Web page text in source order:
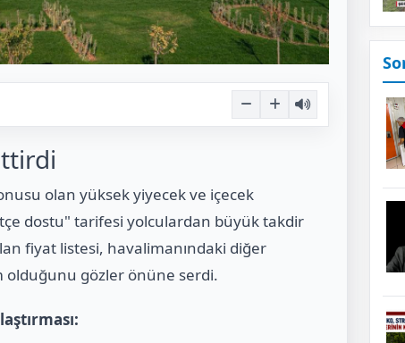
olan yüksek yiyecek ve içecek
dostu" tarifesi yolculardan büyük takdir
fiyat listesi, havalimanındaki diğer
olduğunu gözler önüne serdi.